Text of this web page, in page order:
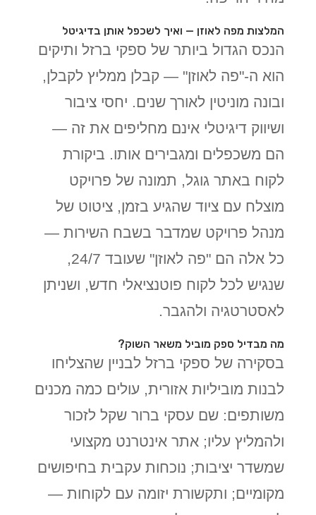
המלצות מפה לאוזן — ואיך לשכפל אותן בדיגיטל
הנכס הגדול ביותר של ספקי ברזל ותיקים
הוא ה-"פה לאוזן" — קבלן ממליץ לקבלן,
ובונה מוניטין לאורך שנים. יחסי ציבור
ושיווק דיגיטלי אינם מחליפים את זה —
הם משכפלים ומגבירים אותו. ביקורת
לקוח באתר גוגל, תמונה של פרויקט
מוצלח עם ציוד שהגיע בזמן, ציטוט של
מנהל פרויקט שמדבר בשבח השירות —
כל אלה הם "פה לאוזן" שעובד 24/7,
שנגיש לכל לקוח פוטנציאלי חדש, ושניתן
לאסטרטגיה ולהגבר.
מה מבדיל ספק מוביל משאר השוק?
בסקירה של ספקי ברזל לבניין שהצליחו
לבנות מוביליות אזורית, עולים כמה מכנים
משותפים: שם עסקי ברור שקל לזכור
ולהמליץ עליו; אתר אינטרנט מקצועי
שמשדר יציבות; נוכחות עקבית בחיפושים
מקומיים; ותקשורת יזומה עם לקוחות —